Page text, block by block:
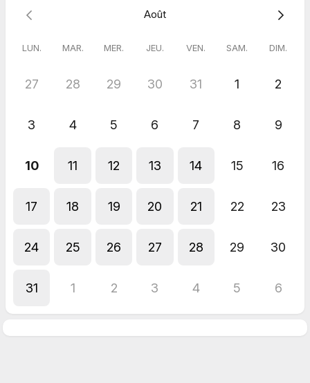
Août
LUN. MAR. MER. JEU. VEN. SAM. DIM.
27 28 29 30 31 1 2
3 4 5 6 7 8 9
10 11 12 13 14 15 16
17 18 19 20 21 22 23
24 25 26 27 28 29 30
31 1 2 3 4 5 6